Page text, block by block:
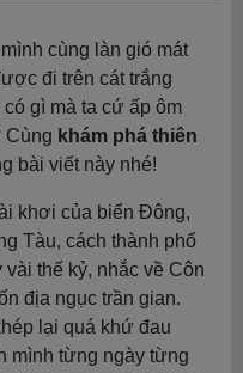
cùng làn gió mát
đi trên cát trắng
gì mà ta cứ ấp ôm
Cùng khám phá thiên
bài viết này nhé!
khơi của biển Đông,
Tàu, cách thành phố
thế kỷ, nhắc về Côn
địa ngục trần gian.
lại quá khứ đau
mình từng ngày từng